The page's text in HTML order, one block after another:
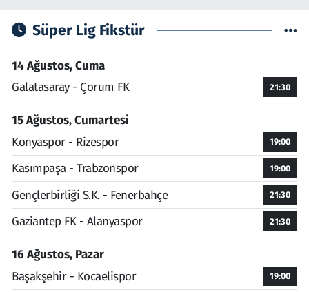
Süper Lig Fikstür
14 Ağustos, Cuma
Galatasaray - Çorum FK
21:30
15 Ağustos, Cumartesi
Konyaspor - Rizespor
19:00
Kasımpaşa - Trabzonspor 19:00
Gençlerbirliği S.K. - Fenerbahçe 21:30
Gaziantep FK - Alanyaspor 21:30
16 Ağustos, Pazar
Başakşehir - Kocaelispor
19:00